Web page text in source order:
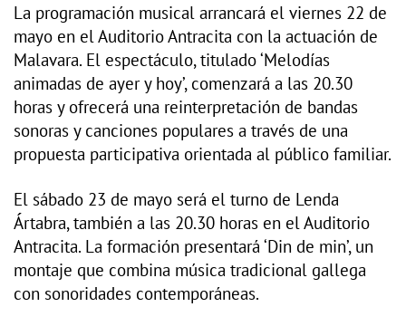
La programación musical arrancará el viernes 22 de
mayo en el Auditorio Antracita con la actuación de
Malavara. El espectáculo, titulado ‘Melodías
animadas de ayer y hoy’, comenzará a las 20.30
horas y ofrecerá una reinterpretación de bandas
sonoras y canciones populares a través de una
propuesta participativa orientada al público familiar.
El sábado 23 de mayo será el turno de Lenda
Ártabra, también a las 20.30 horas en el Auditorio
Antracita. La formación presentará ‘Din de min’, un
montaje que combina música tradicional gallega
con sonoridades contemporáneas.